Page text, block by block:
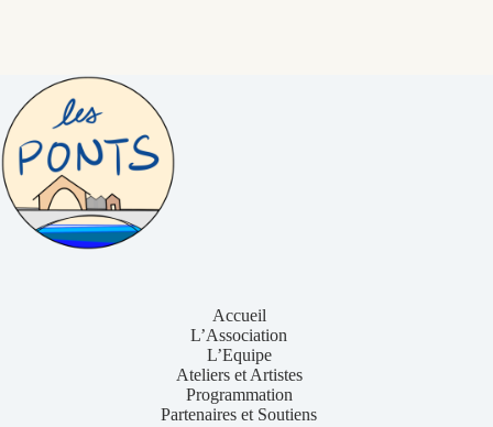
Accueil
L’Association
L’Equipe
Ateliers et Artistes
Programmation
Partenaires et Soutiens